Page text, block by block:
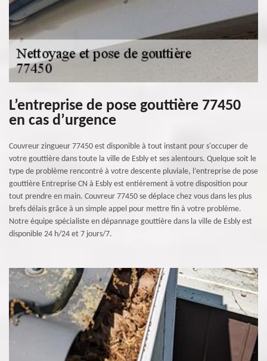
L’entreprise de pose gouttière 77450
en cas d’urgence
Couvreur zingueur 77450 est disponible à tout instant pour s'occuper de
votre gouttière dans toute la ville de Esbly et ses alentours. Quelque soit le
type de problème rencontré à votre descente pluviale, l’entreprise de pose
gouttière Entreprise CN à Esbly est entièrement à votre disposition pour
tout prendre en main. Couvreur 77450 se déplace chez vous dans les plus
brefs délais grâce à un simple appel pour mettre fin à votre problème.
Notre équipe spécialiste en dépannage gouttière dans la ville de Esbly est
disponible 24 h/24 et 7 jours/7.